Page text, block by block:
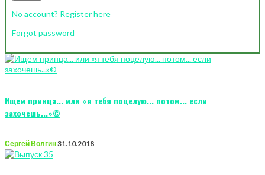
No account? Register here
Forgot password
Ищем принца... или «я тебя поцелую... потом... если
захочешь...»©
Сергей Волгин31.10.2018